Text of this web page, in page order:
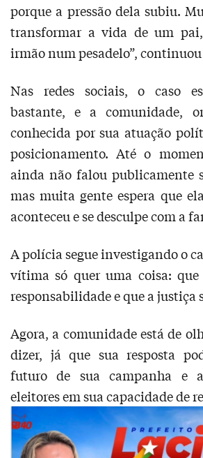
porque a pressão dela subiu.
transformar a vida de um
irmão num pesadelo”,
Nas redes sociais, o caso
bastante, e a comunidade,
conhecida por sua atuação
posicionamento. Até o
ainda não falou publicamente
mas muita gente espera que
aconteceu e se desculpe com a
A polícia segue investigando o
vítima só quer uma coisa:
responsabilidade e que a justiça
Agora, a comunidade está de
dizer, já que sua resposta
futuro de sua campanha e
eleitores em sua capacidade de